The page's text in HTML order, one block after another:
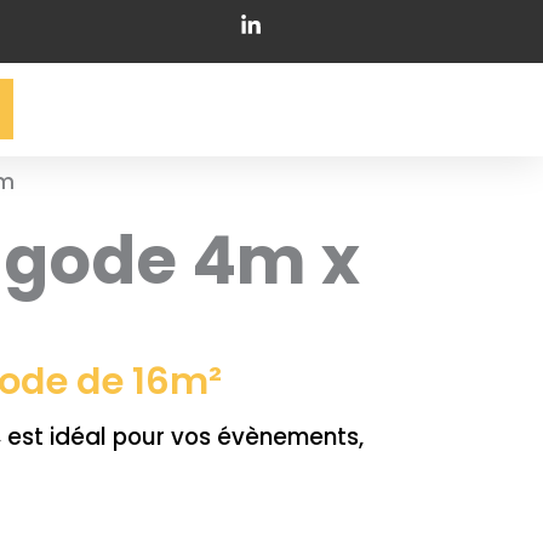
4m x
de 16m²
est idéal pour vos évènements,